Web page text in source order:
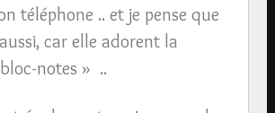
téléphone .. et je pense que
car elle adorent la
notes » ..